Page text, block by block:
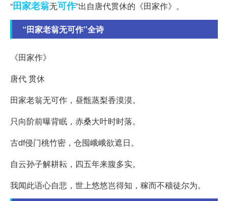
“田家老翁无可作”出自唐代贯休的《田家作》。
“田家老翁无可作”全诗
《田家作》
唐代 贯休
田家老翁无可作，昼甑蒸梨香漠漠。
只向阶前曝背眠，赤桑大叶时时落。
古df侵门桃竹密，仓囤峨峨欲遮日。
自云孙子解耕耘，四五年来腹多实。
我闻此语心自悲，世上悠悠岂得知，稼而不穑徒尔为。